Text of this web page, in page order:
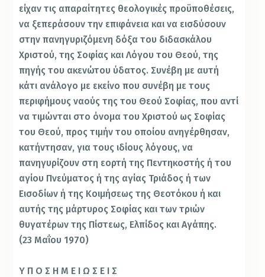
είχαν τις απαραίτητες θεολογικές προϋποθέσεις,
να ξεπεράσουν την επιφάνεια και να εισδύσουν
στην πανηγυριζόμενη δόξα του διδασκάλου
Χριστού, της Σοφίας και Λόγου του Θεού, της
πηγής του ακενώτου ύδατος. Συνέβη με αυτή
κάτι ανάλογο με εκείνο που συνέβη με τους
περιφήμους ναούς της του Θεού Σοφίας, που αντί
να τιμώνται στο όνομα του Χριστού ως Σοφίας
του Θεού, προς τιμήν του οποίου ανηγέρθησαν,
κατήντησαν, για τους ιδίους λόγους, να
πανηγυρίζουν στη εορτή της Πεντηκοστής ή του
αγίου Πνεύματος ή της αγίας Τριάδος ή των
Εισοδίων ή της Κοιμήσεως της Θεοτόκου ή και
αυτής της μάρτυρος Σοφίας και των τριών
θυγατέρων της Πίστεως, Ελπίδος και Αγάπης.
(23 Μαΐου 1970)
Υ Π Ο Σ Η Μ Ε Ι Ω Σ Ε Ι Σ